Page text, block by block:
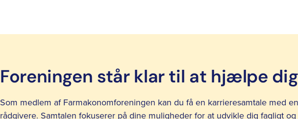
Foreningen står klar til at hjælpe dig
Som medlem af Farmakonomforeningen kan du få en karrieresamtale med
rådgivere. Samtalen fokuserer på dine muligheder for at udvikle dig fagligt og